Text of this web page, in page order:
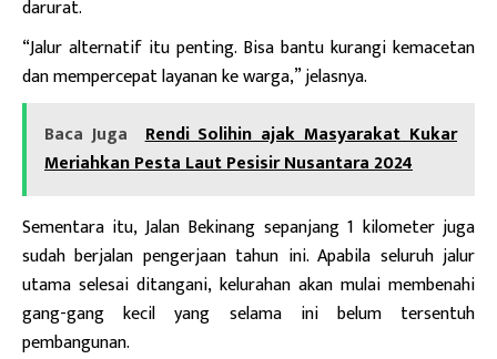
darurat.
“Jalur alternatif itu penting. Bisa bantu kurangi kemacetan
dan mempercepat layanan ke warga,” jelasnya.
Baca Juga
Rendi Solihin ajak Masyarakat Kukar
Meriahkan Pesta Laut Pesisir Nusantara 2024
Sementara itu, Jalan Bekinang sepanjang 1 kilometer juga
sudah berjalan pengerjaan tahun ini. Apabila seluruh jalur
utama selesai ditangani, kelurahan akan mulai membenahi
gang-gang kecil yang selama ini belum tersentuh
pembangunan.